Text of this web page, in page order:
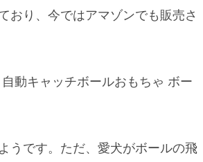
おり、今ではアマゾンでも販売さ
動キャッチボールおもちゃ ボー
うです。ただ、愛犬がボールの飛